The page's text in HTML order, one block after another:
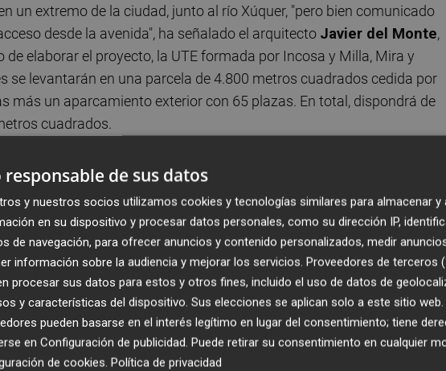
un extremo de la ciudad, junto al río Xúquer, "pero bien comunicado
desde la avenida", ha señalado el arquitecto Javier del Monte,
elaborar el proyecto, la UTE formada por Incosa y Milla, Mira y
se levantarán en una parcela de 4.800 metros cuadrados cedida por
más un aparcamiento exterior con 65 plazas. En total, dispondrá de
cuadrados.
a 900 personas al día y dispondrá de 41 salas
los juzgados de guardia, la sala de bodas, el área de detenidos,
de mantenimiento. Sin embargo, los servicios más
ubicados en las plantas superiores. La primera planta contará con
espacio reservado para los abogados y los procuradores. También
un gabinete pisco-social, la cámara Gesell y una Oficina de
responsable de sus datos
y nuestros socios utilizamos cookies y tecnologías similares para almacenar y
en su dispositivo y procesar datos personales, como su dirección IP,
de navegación, para ofrecer anuncios y contenido personalizados, medir
información sobre la audiencia y mejorar los servicios. Proveedores de terceros
procesar sus datos para estos y otros fines, incluido el uso de datos de
y características del dispositivo. Sus elecciones se aplican solo a este sitio web.
pueden basarse en el interés legítimo en lugar del consentimiento; tiene
en Configuración de publicidad. Puede retirar su consentimiento en cualquier
de cookies. Política de privacidad